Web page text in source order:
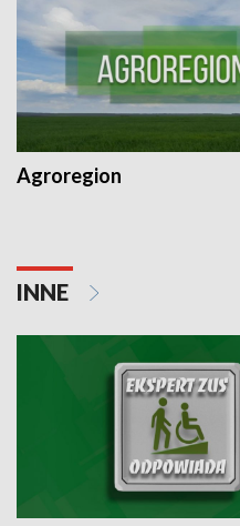
Agroregion
INNE